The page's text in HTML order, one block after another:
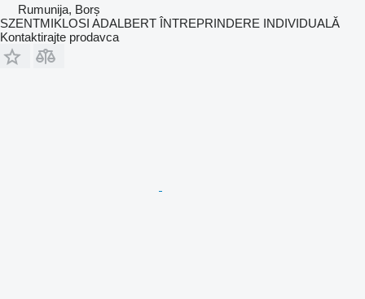
Rumunija, Borș
SZENTMIKLOSI ADALBERT ÎNTREPRINDERE INDIVIDUALĂ
Kontaktirajte prodavca